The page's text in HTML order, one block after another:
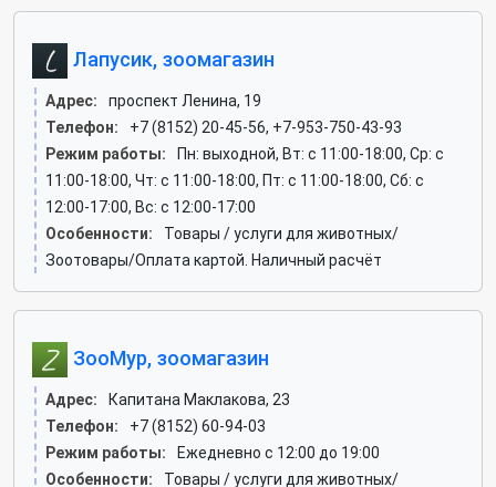
Лапусик, зоомагазин
Адрес:
проспект Ленина, 19
Телефон:
+7 (8152) 20-45-56, +7-953-750-43-93
Режим работы:
Пн: выходной, Вт: c 11:00-18:00, Ср: c
11:00-18:00, Чт: c 11:00-18:00, Пт: c 11:00-18:00, Сб: c
12:00-17:00, Вс: c 12:00-17:00
Особенности:
Товары / услуги для животных/
Зоотовары/Оплата картой. Наличный расчёт
ЗооМур, зоомагазин
Адрес:
Капитана Маклакова, 23
Телефон:
+7 (8152) 60-94-03
Режим работы:
Ежедневно с 12:00 до 19:00
Особенности:
Товары / услуги для животных/